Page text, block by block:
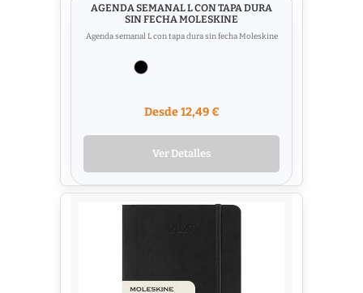
AGENDA SEMANAL L CON TAPA DURA
SIN FECHA MOLESKINE
Agenda semanal L con tapa dura sin fecha Moleskine
Desde 12,49 €
Ver Detalles